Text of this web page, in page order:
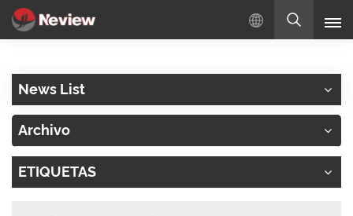
Español
News List
Archivo
ETIQUETAS